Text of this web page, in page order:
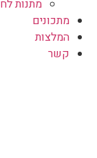
מתנות
מתכונים
המלצות
קשר